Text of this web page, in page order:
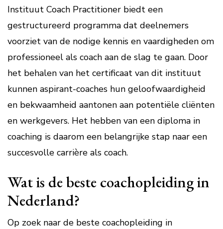
Instituut Coach Practitioner biedt een
gestructureerd programma dat deelnemers
voorziet van de nodige kennis en vaardigheden om
professioneel als coach aan de slag te gaan. Door
het behalen van het certificaat van dit instituut
kunnen aspirant-coaches hun geloofwaardigheid
en bekwaamheid aantonen aan potentiële cliënten
en werkgevers. Het hebben van een diploma in
coaching is daarom een belangrijke stap naar een
succesvolle carrière als coach.
Wat is de beste coachopleiding in
Nederland?
Op zoek naar de beste coachopleiding in